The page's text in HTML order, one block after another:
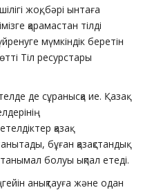
жоқ, бәрі ынтаға
қарамастан тілді
мүмкіндік беретін
Тіл ресурстары
де сұранысқа ие. Қазақ
қазақ
бұған қазақстандық
болуы ықпал етеді.
анықтауға және одан